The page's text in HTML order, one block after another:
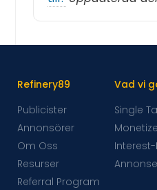
Refinery89
Publicister
Annonsörer
Om Oss
Resurser
Referral Program
Vad vi
Single